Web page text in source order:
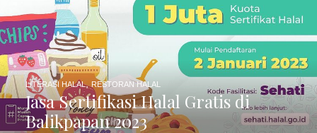
Jasa Sertifikasi Halal Gratis di
Balikpapan 2023
LITERASI HALAL, RESTORAN HALAL